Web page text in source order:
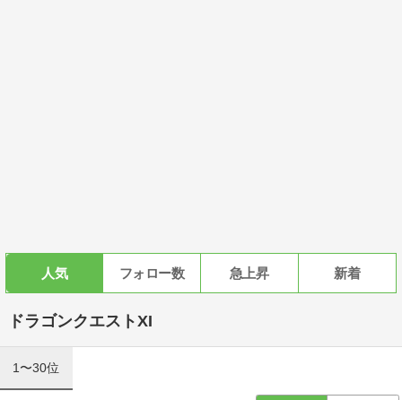
人気 フォロー数 急上昇 新着
ドラゴンクエストXI
1〜30位